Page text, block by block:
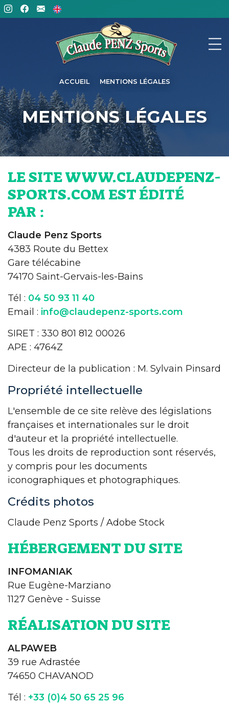
ACCUEIL MENTIONS LÉGALES
MENTIONS LÉGALES
LE SITE WWW.CLAUDEPENZ-
SPORTS.COM EST ÉDITÉ
PAR :
Claude Penz Sports
4383 Route du Bettex
Gare télécabine
74170 Saint-Gervais-les-Bains
Tél : 04 50 93 11 40
Email : info@claudepenz-sports.com
SIRET : 330 801 812 00026
APE : 4764Z
Directeur de la publication : M. Sylvain Pinsard
Propriété intellectuelle
L'ensemble de ce site relève des législations
françaises et internationales sur le droit
d'auteur et la propriété intellectuelle.
Tous les droits de reproduction sont réservés,
y compris pour les documents
iconographiques et photographiques.
Crédits photos
Claude Penz Sports / Adobe Stock
HÉBERGEMENT DU SITE
INFOMANIAK
Rue Eugène-Marziano
1127 Genève - Suisse
RÉALISATION DU SITE
ALPAWEB
39 rue Adrastée
74650 CHAVANOD
Tél : +33 (0)4 50 65 25 96